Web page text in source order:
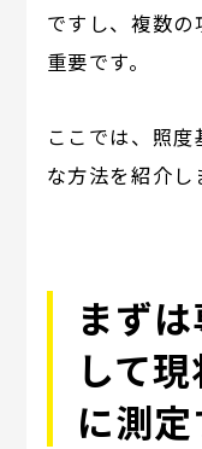
ですし、複数
重要です。
ここでは、照
な方法を紹介し
まず
して
に測定